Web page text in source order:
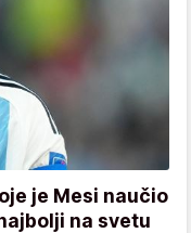
je Mesi naučio
na svetu